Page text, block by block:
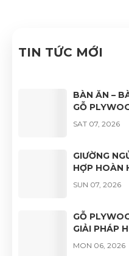
TIN TỨC MỚI
BÀN ĂN –
GỖ
BỀN ĐẸP,
DỤNG
SAT 07, 2026
GIƯỜNG
HỢP HOÀN
BỀN VÀ
SUN 07, 2026
GỖ
GIẢI PHÁP
NỘI THẤT
MON 06, 2026